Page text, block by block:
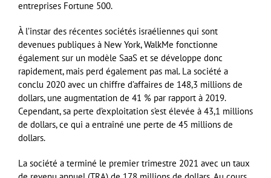
entreprises Fortune 500.
À l’instar des récentes sociétés israéliennes qui sont
devenues publiques à New York, WalkMe fonctionne
également sur un modèle SaaS et se développe donc
rapidement, mais perd également pas mal. La société a
conclu 2020 avec un chiffre d’affaires de 148,3 millions de
dollars, une augmentation de 41 % par rapport à 2019.
Cependant, sa perte d’exploitation s’est élevée à 43,1 millions
de dollars, ce qui a entraîné une perte de 45 millions de
dollars.
La société a terminé le premier trimestre 2021 avec un taux